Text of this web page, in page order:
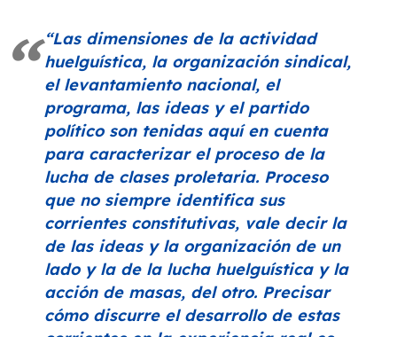
“Las dimensiones de la actividad
huelguística, la organización sindical,
el levantamiento nacional, el
programa, las ideas y el partido
político son tenidas aquí en cuenta
para caracterizar el proceso de la
lucha de clases proletaria. Proceso
que no siempre identifica sus
corrientes constitutivas, vale decir la
de las ideas y la organización de un
lado y la de la lucha huelguística y la
acción de masas, del otro. Precisar
cómo discurre el desarrollo de estas